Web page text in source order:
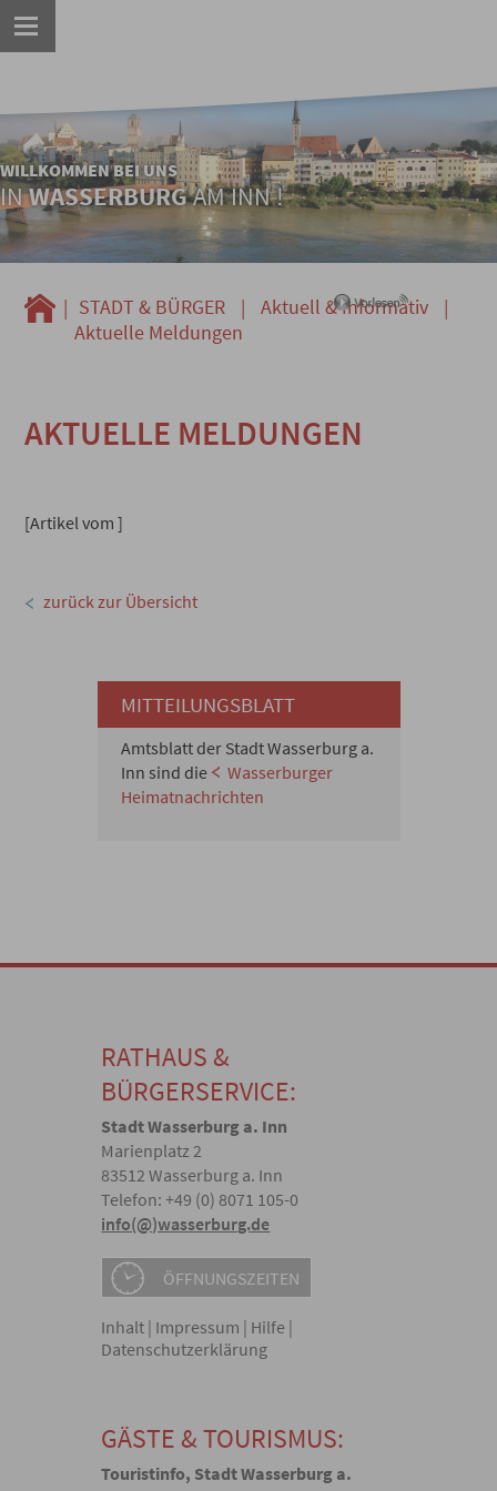
WILLKOMMEN BEI UNS
INWASSERBURGAM INN !
| STADT & BÜRGER | Aktuell & Informativ
|
Aktuelle Meldungen
AKTUELLE MELDUNGEN
[Artikel vom ]
zurück zur Übersicht
MITTEILUNGSBLATT
Amtsblatt der Stadt Wasserburg a.
Inn sind die
Wasserburger
Heimatnachrichten
RATHAUS &
BÜRGERSERVICE:
Stadt Wasserburg a. Inn
Marienplatz 2
83512 Wasserburg a. Inn
Telefon: +49 (0) 8071 105-0
info(@)wasserburg.de
ÖFFNUNGSZEITEN
Inhalt | Impressum | Hilfe |
Datenschutzerklärung
GÄSTE & TOURISMUS:
Touristinfo, Stadt Wasserburg a.